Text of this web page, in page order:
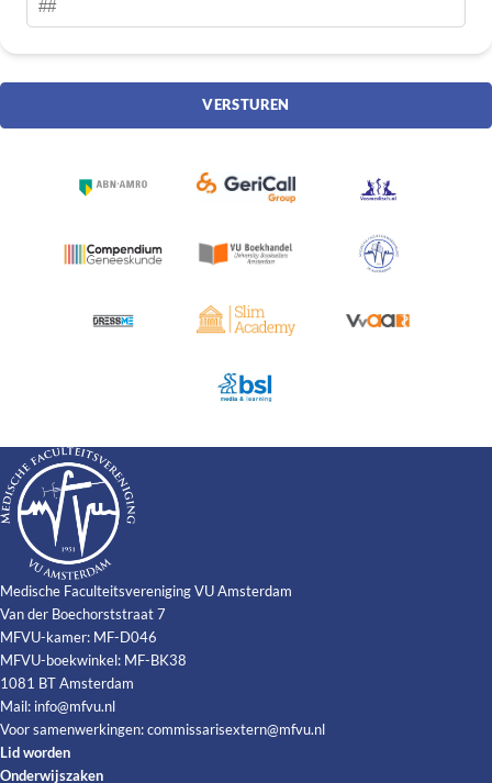
Medische Faculteitsvereniging VU Amsterdam
Van der Boechorststraat 7
MFVU-kamer: MF-D046
MFVU-boekwinkel: MF-BK38
1081 BT Amsterdam
Mail: info@mfvu.nl
Voor samenwerkingen:commissarisextern@mfvu.nl
Lid worden
Onderwijszaken